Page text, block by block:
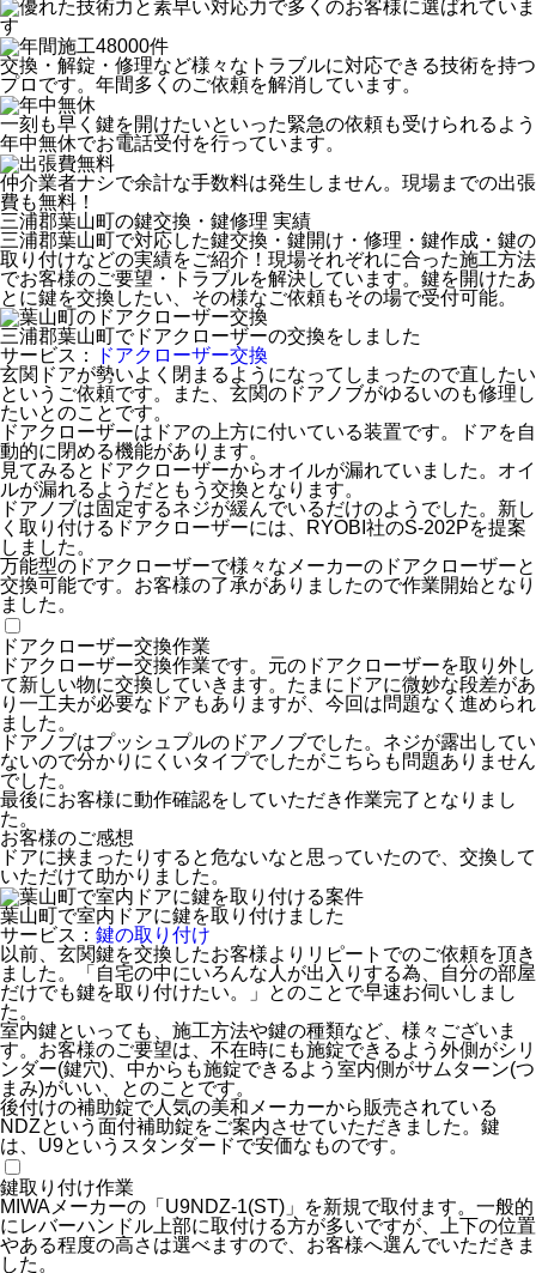
交換・解錠・修理など様々なトラブルに対応できる技術を持つ
プロです。年間多くのご依頼を解消しています。
一刻も早く鍵を開けたいといった緊急の依頼も受けられるよう
年中無休でお電話受付を行っています。
仲介業者ナシで余計な手数料は発生しません。現場までの出張
費も無料！
三浦郡葉山町の鍵交換・鍵修理 実績
三浦郡葉山町で対応した鍵交換・鍵開け・修理・鍵作成・鍵の
取り付けなどの実績をご紹介！現場それぞれに合った施工方法
でお客様のご要望・トラブルを解決しています。鍵を開けたあ
とに鍵を交換したい、その様なご依頼もその場で受付可能。
三浦郡葉山町でドアクローザーの交換をしました
サービス：
ドアクローザー交換
玄関ドアが勢いよく閉まるようになってしまったので直したい
というご依頼です。また、玄関のドアノブがゆるいのも修理し
たいとのことです。
ドアクローザーはドアの上方に付いている装置です。ドアを自
動的に閉める機能があります。
見てみるとドアクローザーからオイルが漏れていました。オイ
ルが漏れるようだともう交換となります。
ドアノブは固定するネジが緩んでいるだけのようでした。新し
く取り付けるドアクローザーには、RYOBI社のS-202Pを提案
しました。
万能型のドアクローザーで様々なメーカーのドアクローザーと
交換可能です。お客様の了承がありましたので作業開始となり
ました。
ドアクローザー交換作業
ドアクローザー交換作業です。元のドアクローザーを取り外し
て新しい物に交換していきます。たまにドアに微妙な段差があ
り一工夫が必要なドアもありますが、今回は問題なく進められ
ました。
ドアノブはプッシュプルのドアノブでした。ネジが露出してい
ないので分かりにくいタイプでしたがこちらも問題ありません
でした。
最後にお客様に動作確認をしていただき作業完了となりまし
た。
お客様のご感想
ドアに挟まったりすると危ないなと思っていたので、交換して
いただけて助かりました。
葉山町で室内ドアに鍵を取り付けました
サービス： 鍵の取り付け
以前、玄関鍵を交換したお客様よりリピートでのご依頼を頂き
ました。「自宅の中にいろんな人が出入りする為、自分の部屋
だけでも鍵を取り付けたい。」とのことで早速お伺いしまし
た。
室内鍵といっても、施工方法や鍵の種類など、様々ございま
す。お客様のご要望は、不在時にも施錠できるよう外側がシリ
ンダー(鍵穴)、中からも施錠できるよう室内側がサムターン(つ
まみ)がいい、とのことです。
後付けの補助錠で人気の美和メーカーから販売されている
NDZという面付補助錠をご案内させていただきました。鍵
は、U9というスタンダードで安価なものです。
鍵取り付け作業
MIWAメーカーの「U9NDZ-1(ST)」を新規で取付ます。一般的
にレバーハンドル上部に取付ける方が多いですが、上下の位置
やある程度の高さは選べますので、お客様へ選んでいただきま
した。